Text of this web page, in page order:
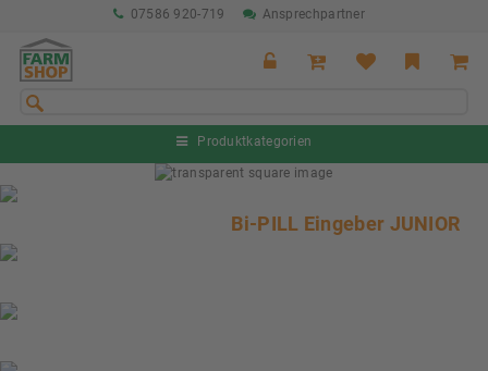
07586 920-719 Ansprechpartner
Produktkategorien
Bi-PILL Eingeber JUNIOR